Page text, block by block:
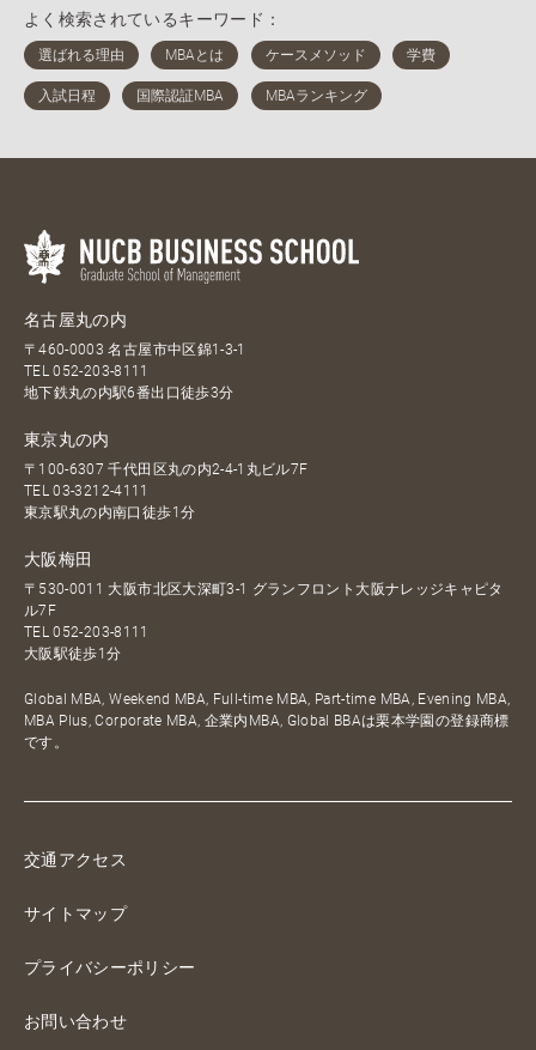
よく検索されているキーワード：
名古屋丸の内
〒460-0003 名古屋市中区錦1-3-1
TEL052-203-8111
地下鉄丸の内駅6番出口徒歩3分
東京丸の内
〒100-6307 千代田区丸の内2-4-1丸ビル7F
TEL03-3212-4111
東京駅丸の内南口徒歩1分
大阪梅田
〒530-0011 大阪市北区大深町3-1 グランフロント大阪ナレッジキャピタ
ル7F
TEL052-203-8111
大阪駅徒歩1分
Global MBA, Weekend MBA, Full-time MBA, Part-time MBA, Evening MBA,
MBA Plus, Corporate MBA, 企業内MBA, Global BBAは栗本学園の登録商標
です。
交通アクセス
サイトマップ
プライバシーポリシー
お問い合わせ